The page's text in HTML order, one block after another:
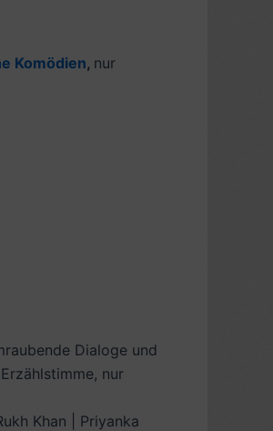
Komödien, nur
Dialoge und
nur
Khan | Priyanka